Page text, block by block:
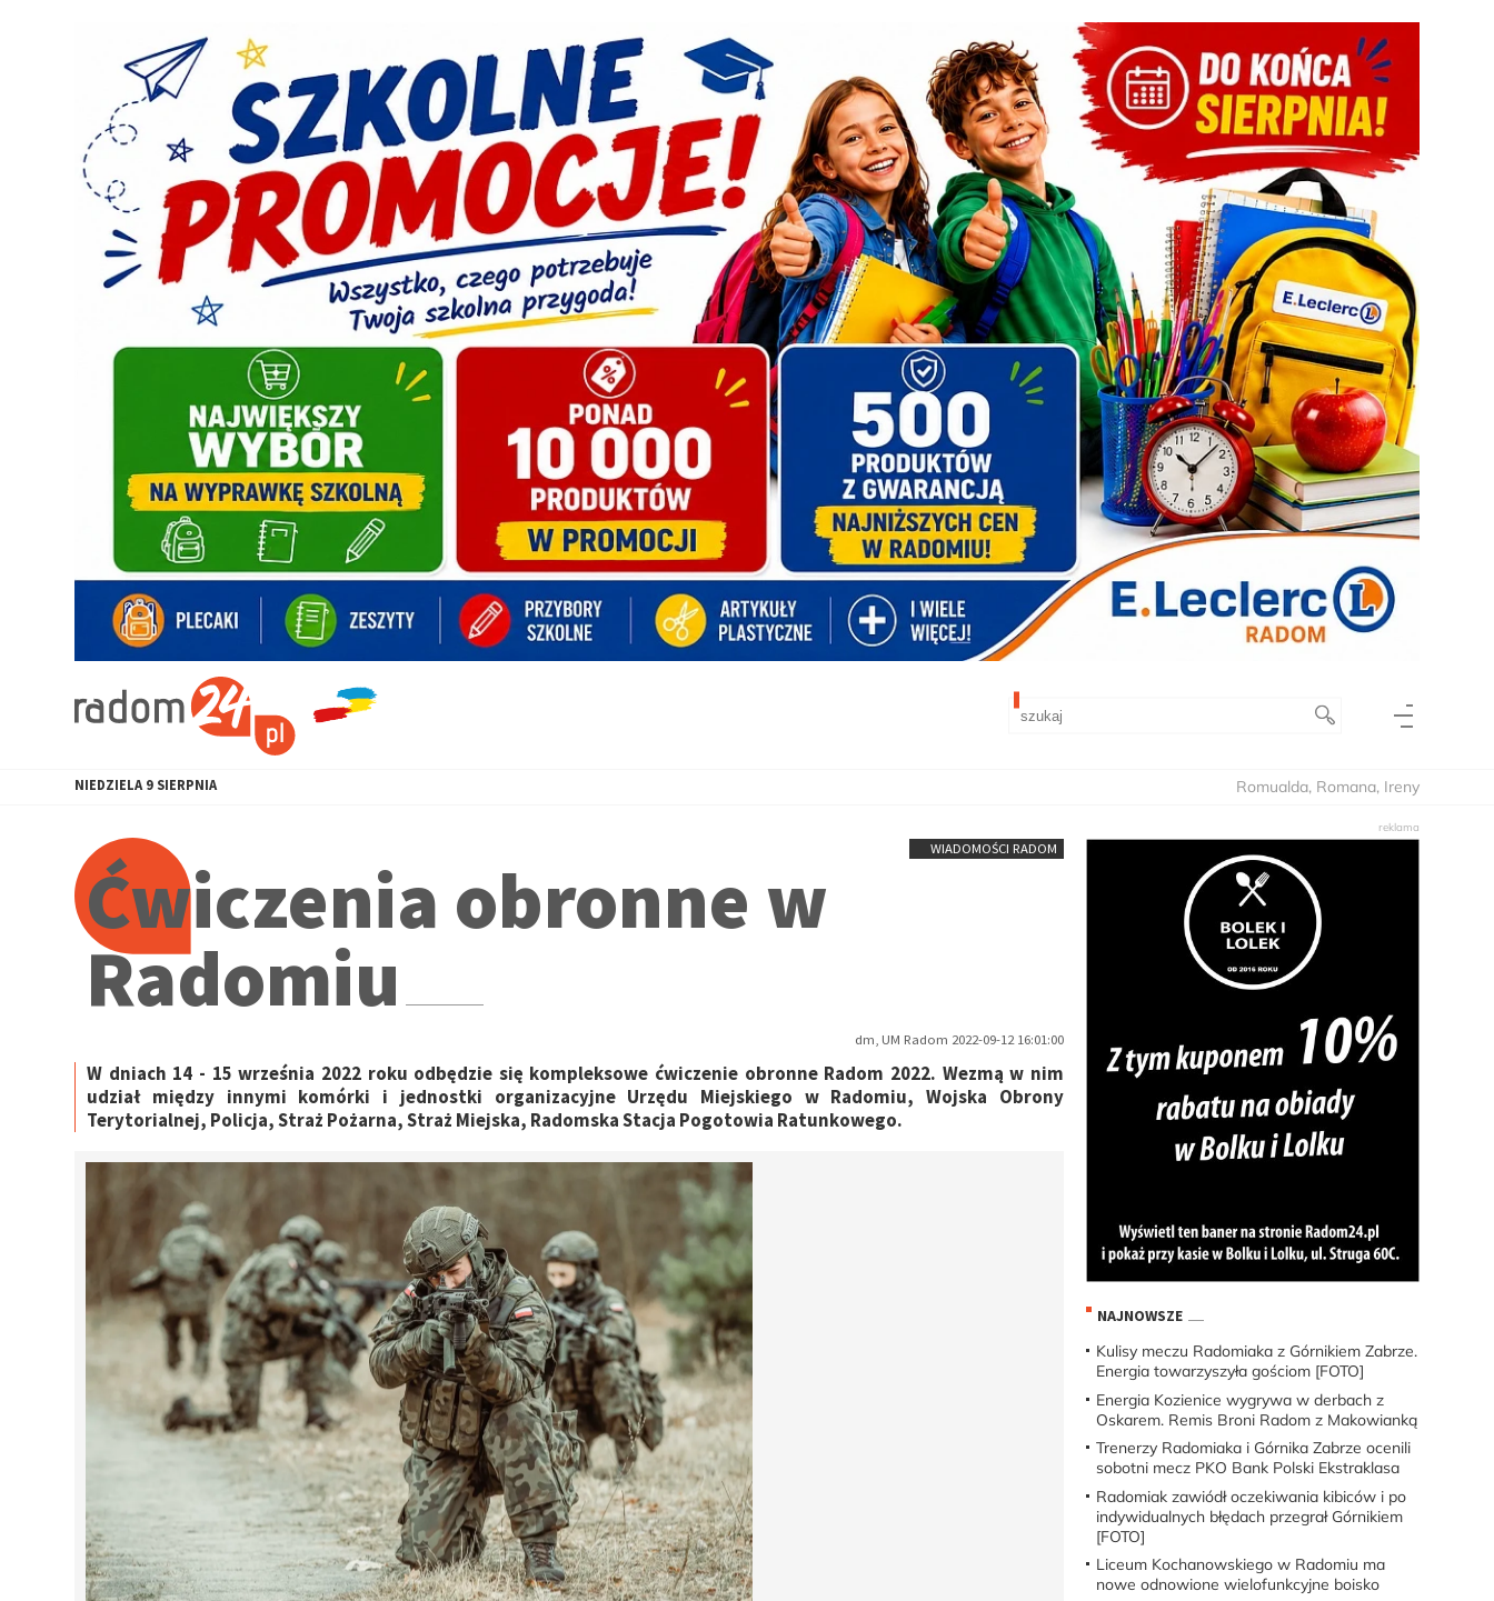
NIEDZIELA 9 SIERPNIA Romualda, Romana, Ireny
WIADOMOŚCI RADOM
Ćwiczenia obronne w
Radomiu
dm, UM Radom 2022-09-12 16:01:00
W dniach 14 - 15 września 2022 roku odbędzie się kompleksowe ćwiczenie obronne Radom 2022. Wezmą w nim
udział między innymi komórki i jednostki organizacyjne Urzędu Miejskiego w Radomiu, Wojska Obrony
Terytorialnej, Policja, Straż Pożarna, Straż Miejska, Radomska Stacja Pogotowia Ratunkowego.
NAJNOWSZE
Kulisy meczu Radomiaka z Górnikiem Zabrze.
Energia towarzyszyła gościom [FOTO]
Energia Kozienice wygrywa w derbach z
Oskarem. Remis Broni Radom z Makowianką
Trenerzy Radomiaka i Górnika Zabrze ocenili
sobotni mecz PKO Bank Polski Ekstraklasa
Radomiak zawiódł oczekiwania kibiców i po
indywidualnych błędach przegrał Górnikiem
[FOTO]
Liceum Kochanowskiego w Radomiu ma
nowe odnowione wielofunkcyjne boisko